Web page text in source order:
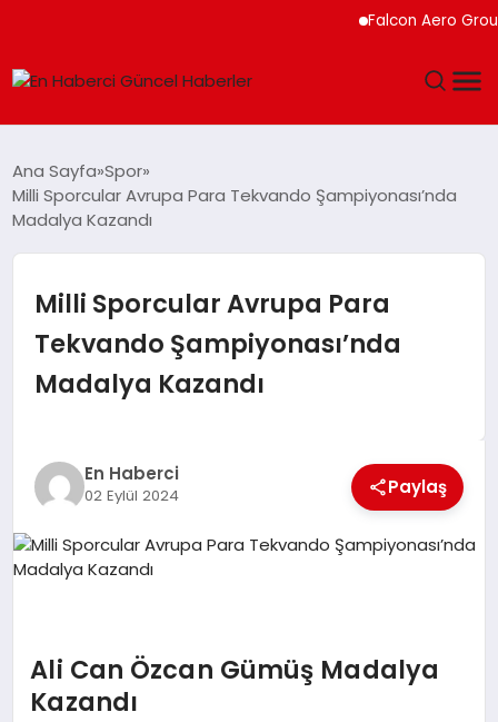
Falcon Aero
SPOR
TEKNOLOJI
MAGAZIN
EKONOMI
EĞITIM
Ana Sayfa Spor
Milli Sporcular Avrupa Para Tekvando Şampiyonası’nda
Madalya Kazandı
Milli Sporcular Avrupa Para
Tekvando Şampiyonası’nda
Madalya Kazandı
En Haberci
02 Eylül 2024 Paylaş
Ali Can Özcan Gümüş Madalya
Kazandı